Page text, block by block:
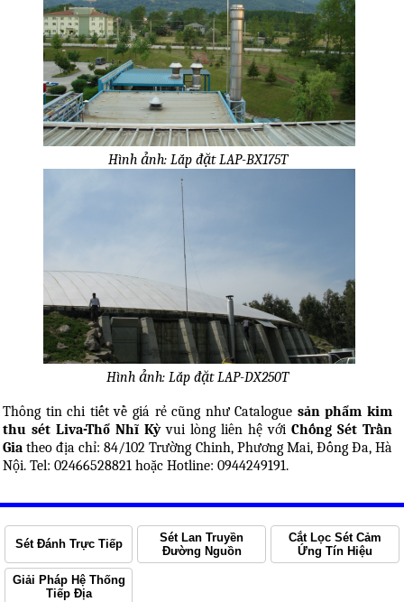
Hình ảnh: Lắp đặt LAP-BX175T
Hình ảnh: Lắp đặt LAP-DX250T
Thông tin chi tiết về giá rẻ cũng như Catalogue sản phẩm kim
thu sét Liva-Thổ Nhĩ Kỳvui lòng liên hệ với Chống Sét Trần
Gia theo địa chỉ: 84/102 Trường Chinh, Phương Mai, Đống Đa, Hà
Nội. Tel: 02466528821 hoặc Hotline: 0944249191.
Sét Đánh Trực Tiếp
Sét Lan Truyền
Đường Nguồn
Cắt Lọc Sét Cảm
Ứng Tín Hiệu
Giải Pháp Hệ Thống
Tiếp Địa